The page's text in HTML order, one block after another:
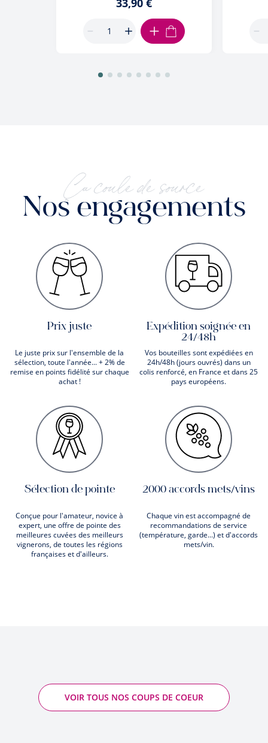
33,90 €
AJOUTER AU PANIER
Ça coule de source
Nos engagements
Prix juste
Le juste prix sur l'ensemble de la
sélection, toute l'année... + 2% de
remise en points fidélité sur chaque
achat !
Expédition soignée en
24/48h
Vos bouteilles sont expédiées en
24h/48h (jours ouvrés) dans un
colis renforcé, en France et dans 25
pays européens.
Sélection de pointe
Conçue pour l'amateur, novice à
expert, une offre de pointe des
meilleures cuvées des meilleurs
vignerons, de toutes les régions
françaises et d'ailleurs.
2000 accords mets/vins
Chaque vin est accompagné de
recommandations de service
(température, garde...) et d'accords
mets/vin.
VOIR TOUS NOS COUPS DE COEUR